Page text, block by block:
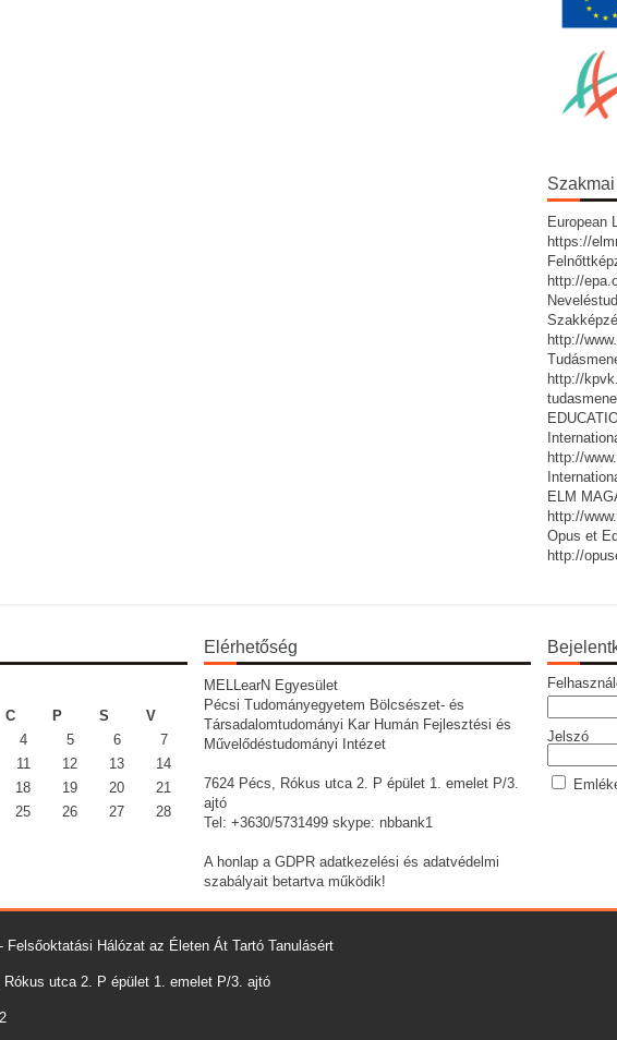
European
https://
http://
http://
http://
http://
ELM
http://
Opus et
http://
C P S
V
4 5 6
7
11 12 13
14
18 19 20
21
25 26 27
28
Elérhetőség
MELLearN Egyesület
Pécsi Tudományegyetem Bölcsészet- és
Társadalomtudományi Kar Humán Fejlesztési és
Művelődéstudományi Intézet
7624 Pécs, Rókus utca 2. P épület 1. emelet P/3.
ajtó
Tel: +3630/5731499 skype: nbbank1
A honlap a GDPR adatkezelési és adatvédelmi
szabályait betartva működik!
Jelszó
Felsőoktatási Hálózat az Életen Át Tartó Tanulásért
utca 2. P épület 1. emelet P/3. ajtó